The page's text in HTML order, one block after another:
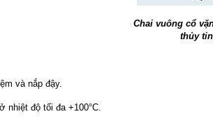
Chai vuông cổ
thủy
và nắp đậy.
nhiệt độ tối đa +100°C.